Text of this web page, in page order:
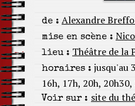
de : Alexandre
mise en scène :
lieu : Théâtre de la
horaires : jusqu'au
16h, 17h, 20h, 20h30,
Voir sur : site du